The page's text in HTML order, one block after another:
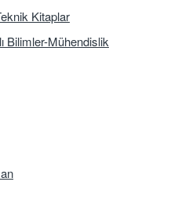
Kitaplar
Bilimler-Mühendislik